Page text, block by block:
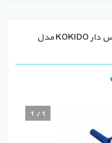
سرجاروی چرخ دار و برس دار KOKIDO مدل
1 /1